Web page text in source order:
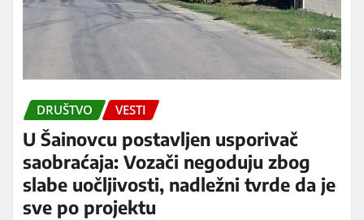
DRUŠTVO VESTI
U Šainovcu postavljen usporivač
saobraćaja: Vozači negoduju zbog
slabe uočljivosti, nadležni tvrde da je
sve po projektu